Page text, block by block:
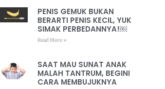
PENIS GEMUK BUKAN
BERARTI PENIS KECIL, YUK
SIMAK PERBEDANNYA!￼
Read More »
SAAT MAU SUNAT ANAK
MALAH TANTRUM, BEGINI
CARA MEMBUJUKNYA